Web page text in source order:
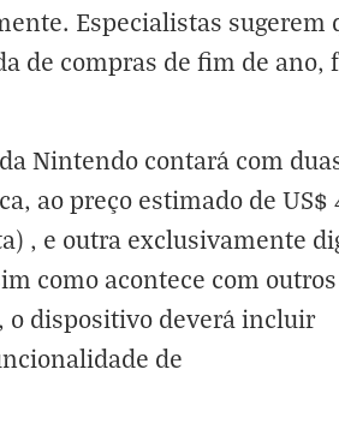
Especialistas
de compras de fim de ano,
Nintendo contará com
ao preço estimado de US$
, e outra exclusivamente
como acontece com outros
o dispositivo deverá incluir
de